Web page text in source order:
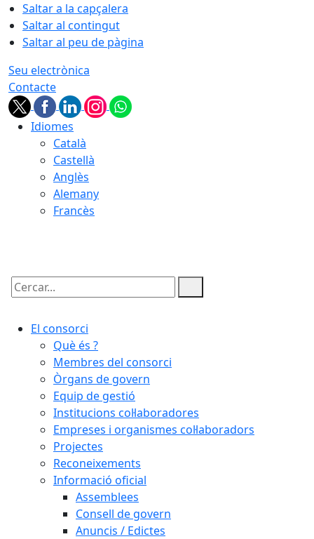
Saltar a la capçalera
Saltar al contingut
Saltar al peu de pàgina
Seu electrònica
Contacte
Idiomes
Català
Castellà
Anglès
Alemany
Francès
Cercar:
El consorci
Què és ?
Membres del consorci
Òrgans de govern
Equip de gestió
Institucions col·laboradores
Empreses i organismes col·laboradors
Projectes
Reconeixements
Informació oficial
Assemblees
Consell de govern
Anuncis / Edictes